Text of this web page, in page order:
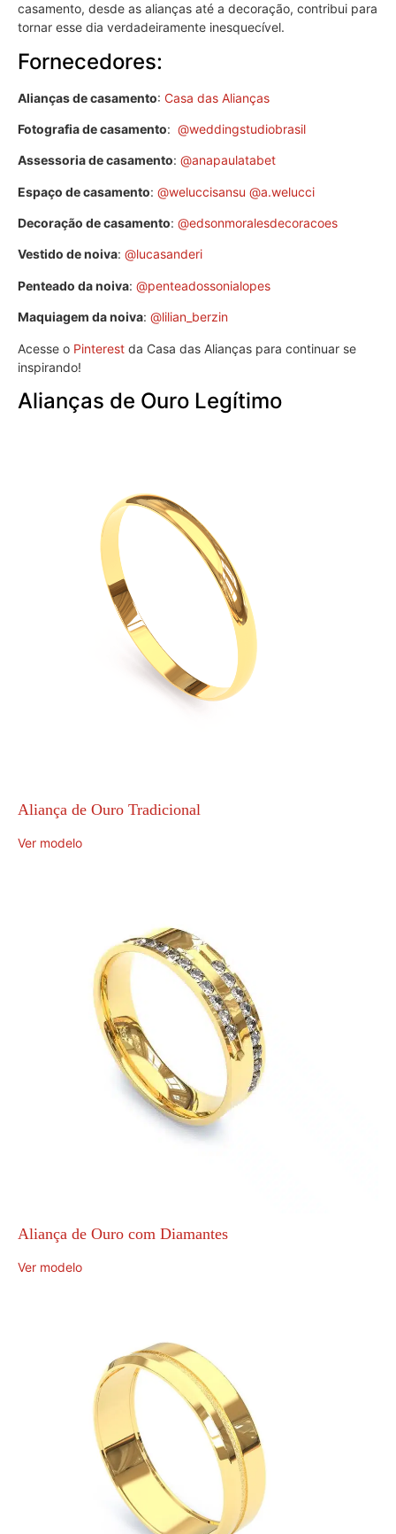
casamento, desde as alianças até a decoração, contribui para
tornar esse dia verdadeiramente inesquecível.
Fornecedores:
Alianças de casamento: Casa das Alianças
Fotografia de casamento: @weddingstudiobrasil
Assessoria de casamento: @anapaulatabet
Espaço de casamento: @weluccisansu @a.welucci
Decoração de casamento: @edsonmoralesdecoracoes
Vestido de noiva: @lucasanderi
Penteado da noiva: @penteadossonialopes
Maquiagem da noiva: @lilian_berzin
Acesse o Pinterest da Casa das Alianças para continuar se
inspirando!
Alianças de Ouro Legítimo
Aliança de Ouro Tradicional
Ver modelo
Aliança de Ouro com Diamantes
Ver modelo